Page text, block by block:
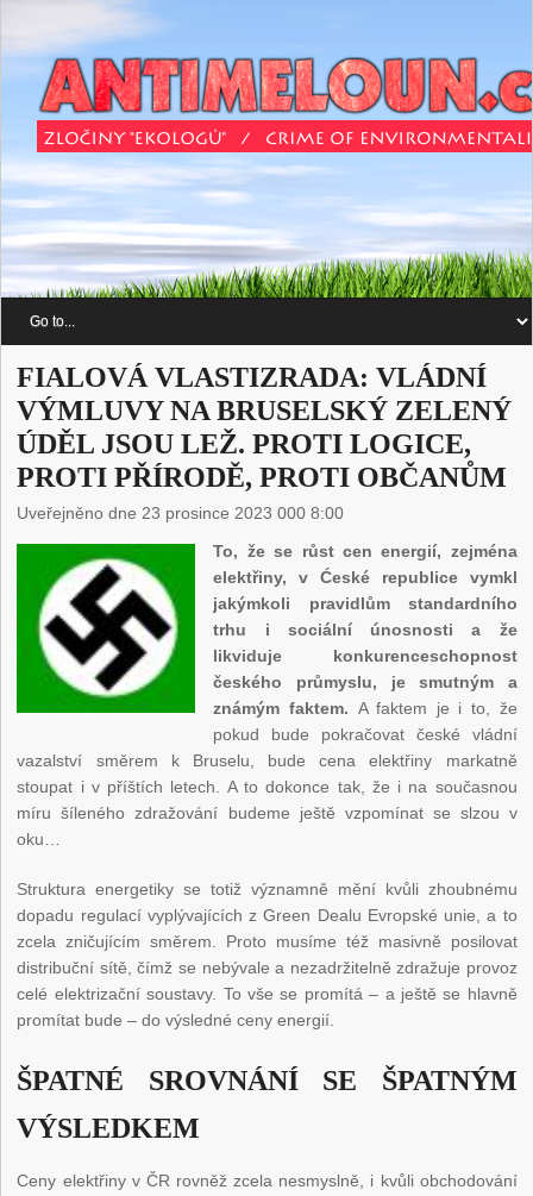
FIALOVÁ VLASTIZRADA: VLÁDNÍ
VÝMLUVY NA BRUSELSKÝ ZELENÝ
ÚDĚL JSOU LEŽ. PROTI LOGICE,
PROTI PŘÍRODĚ, PROTI OBČANŮM
Uveřejněno dne 23 prosince 2023 000 8:00
To, že se růst cen energií, zejména
elektřiny, v Ćeské republice vymkl
jakýmkoli pravidlům standardního
trhu i sociální únosnosti a že
likviduje konkurenceschopnost
českého průmyslu, je smutným a
známým faktem. A faktem je i to, že
pokud bude pokračovat české vládní
vazalství směrem k Bruselu, bude cena elektřiny markatně
stoupat i v příštích letech. A to dokonce tak, že i na současnou
míru šíleného zdražování budeme ještě vzpomínat se slzou v
oku…
Struktura energetiky se totiž významně mění kvůli zhoubnému
dopadu regulací vyplývajících z Green Dealu Evropské unie, a to
zcela zničujícím směrem. Proto musíme též masivně posilovat
distribuční sítě, čímž se nebývale a nezadržitelně zdražuje provoz
celé elektrizační soustavy. To vše se promítá – a ještě se hlavně
promítat bude – do výsledné ceny energií.
ŠPATNÉ SROVNÁNÍ SE ŠPATNÝM
VÝSLEDKEM
Ceny elektřiny v ČR rovněž zcela nesmyslně, i kvůli obchodování